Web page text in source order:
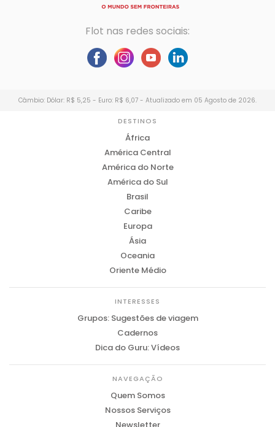
Flot nas redes sociais:
Câmbio: Dólar: R$ 5,25 - Euro: R$ 6,07 - Atualizado em 05 Agosto de 2026.
DESTINOS
África
América Central
América do Norte
América do Sul
Brasil
Caribe
Europa
Ásia
Oceania
Oriente Médio
INTERESSES
Grupos: Sugestões de viagem
Cadernos
Dica do Guru: Vídeos
NAVEGAÇÃO
Quem Somos
Nossos Serviços